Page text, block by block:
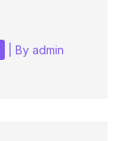
| By admin